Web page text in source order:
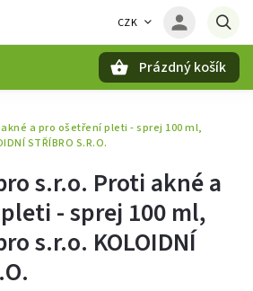
CZK
Prázdný košík
a pro ošetření pleti - sprej 100 ml,
STŘÍBRO S.R.O.
s.r.o. Proti akné a
- sprej 100 ml,
s.r.o. KOLOIDNÍ